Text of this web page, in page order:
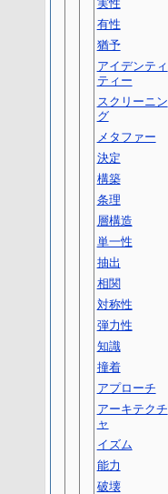
実性
有性
猶予
アイデンティ
ティー
スクリーニン
グ
メタファー
決定
構築
条理
層構造
単一性
抽出
相関
対称性
弾力性
知識
撞着
アプローチ
アーキテクチ
ャ
イズム
能力
破壊